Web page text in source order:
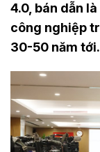
4.0, bán dẫn
công nghiệp
30-50 năm tới.